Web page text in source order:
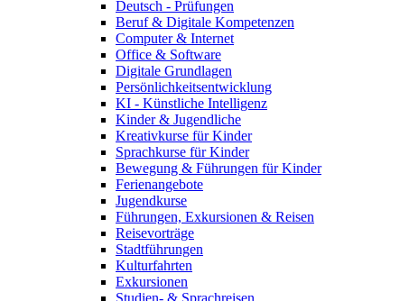
Deutsch - Prüfungen
Beruf & Digitale Kompetenzen
Computer & Internet
Office & Software
Digitale Grundlagen
Persönlichkeitsentwicklung
KI - Künstliche Intelligenz
Kinder & Jugendliche
Kreativkurse für Kinder
Sprachkurse für Kinder
Bewegung & Führungen für Kinder
Ferienangebote
Jugendkurse
Führungen, Exkursionen & Reisen
Reisevorträge
Stadtführungen
Kulturfahrten
Exkursionen
Studien- & Sprachreisen